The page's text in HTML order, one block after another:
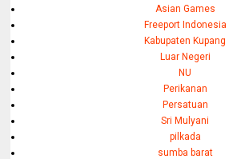
Asian Games
Freeport Indonesia
Kabupaten Kupang
Luar Negeri
NU
Perikanan
Persatuan
Sri Mulyani
pilkada
sumba barat